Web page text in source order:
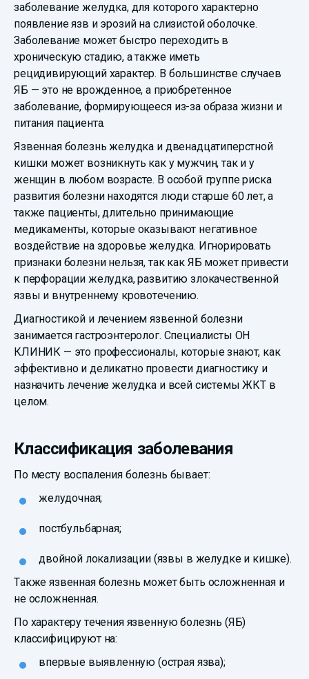
заболевание желудка, для которого характерно
появление язв и эрозий на слизистой оболочке.
Заболевание может быстро переходить в
хроническую стадию, а также иметь
рецидивирующий характер. В большинстве случаев
ЯБ — это не врожденное, а приобретенное
заболевание, формирующееся из-за образа жизни и
питания пациента.
Язвенная болезнь желудка и двенадцатиперстной
кишки может возникнуть как у мужчин, так и у
женщин в любом возрасте. В особой группе риска
развития болезни находятся люди старше 60 лет, а
также пациенты, длительно принимающие
медикаменты, которые оказывают негативное
воздействие на здоровье желудка. Игнорировать
признаки болезни нельзя, так как ЯБ может привести
к перфорации желудка, развитию злокачественной
язвы и внутреннему кровотечению.
Диагностикой и лечением язвенной болезни
занимается гастроэнтеролог. Специалисты ОН
КЛИНИК — это профессионалы, которые знают, как
эффективно и деликатно провести диагностику и
назначить лечение желудка и всей системы ЖКТ в
целом.
Классификация заболевания
По месту воспаления болезнь бывает:
желудочная;
постбульбарная;
двойной локализации (язвы в желудке и кишке).
Также язвенная болезнь может быть осложненная и
не осложненная.
По характеру течения язвенную болезнь (ЯБ)
классифицируют на:
впервые выявленную (острая язва);